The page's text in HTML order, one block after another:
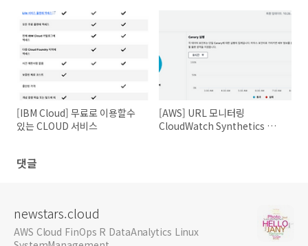
[IBM Cloud] 무료로 이용할수
있는 CLOUD 서비스
[AWS] URL 모니터링
CloudWatch Synthetics 이용
댓글
newstars.cloud
AWS Cloud FinOps R DataAnalytics Linux